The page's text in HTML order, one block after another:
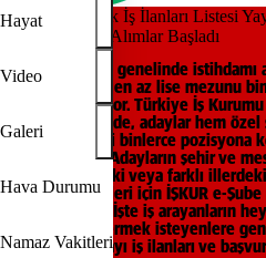
Hayat
Video
Galeri
Hava Durumu
Namaz Vakitleri
İŞKUR, Türkiye genelinde istihdamı
güncelleyerek en az lise mezunu
fırsatları sunuyor. Türkiye İş
ilanları sayesinde, adaylar hem
kurumlarındaki binlerce pozisyona
bulunabiliyor. Adayların şehir ve
kendi illerindeki veya farklı
listeleyebilmeleri için İŞKUR e-
yeterli oluyor. İşte iş arayanların
yeni bir yön vermek isteyenlere
güncel İŞKUR ayı iş ilanları ve